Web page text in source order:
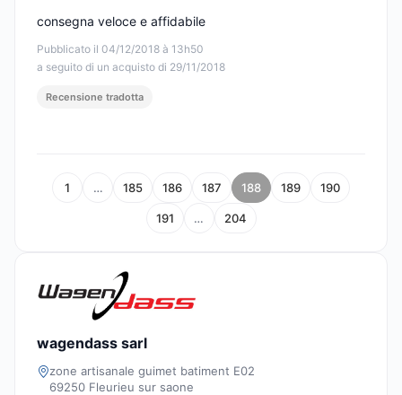
Pubblicato il 04/12/2018 à 13h50
a seguito di un acquisto di 29/11/2018
consegna veloce e affidabile
Recensione tradotta
1 … 185 186 187 188 189 190
191 … 204
wagendass sarl
zone artisanale guimet batiment E02
69250 Fleurieu sur saone